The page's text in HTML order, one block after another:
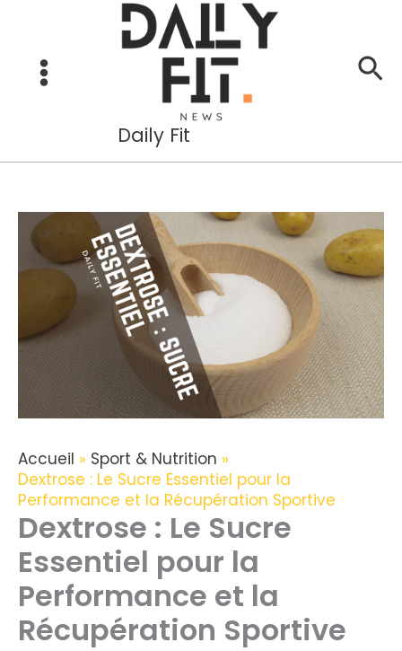
contenu
Daily Fit
Accueil
Sport & Nutrition
Dextrose : Le Sucre Essentiel pour la
Performance et la Récupération Sportive
Dextrose : Le Sucre
Essentiel pour la
Performance et la
Récupération Sportive